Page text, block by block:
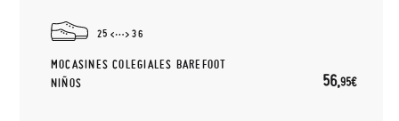
25 36
MOCASINES COLEGIALES BAREFOOT
NIÑOS
56,95€